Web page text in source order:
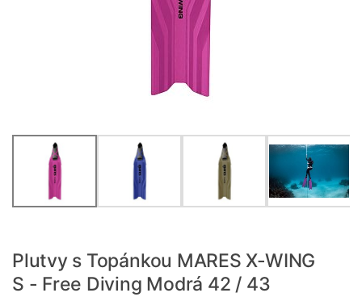
Plutvy s Topánkou MARES X-WING
S - Free Diving Modrá 42 / 43